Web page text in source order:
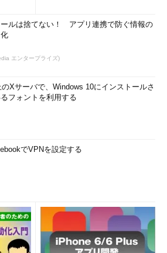
ールは捨てない！ アプリ連携で防ぐ情報の
エンタープライズ)
Xサーバで、Windows 10にインストールさ
フォントを利用する
でVPNを設定する